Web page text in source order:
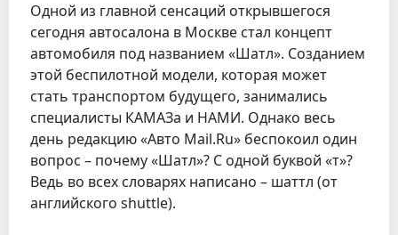
Одной из главной сенсаций открывшегося
сегодня автосалона в Москве стал концепт
автомобиля под названием «Шатл». Созданием
этой беспилотной модели, которая может
стать транспортом будущего, занимались
специалисты КАМАЗа и НАМИ. Однако весь
день редакцию «Авто Mail.Ru» беспокоил один
вопрос – почему «Шатл»? С одной буквой «т»?
Ведь во всех словарях написано – шаттл (от
английского shuttle).